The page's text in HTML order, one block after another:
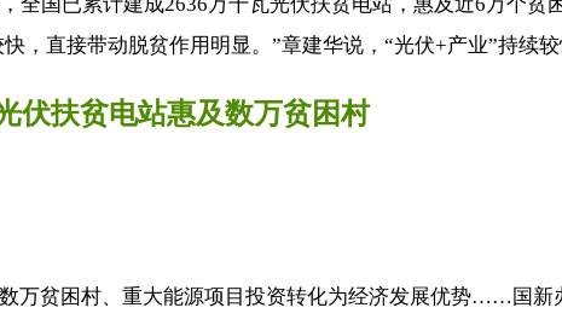
，直接带动脱贫作用明显。”章建华说，“光伏+产业”持续较
伏扶贫电站惠及数万贫困村
万贫困村、重大能源项目投资转化为经济发展优势……国